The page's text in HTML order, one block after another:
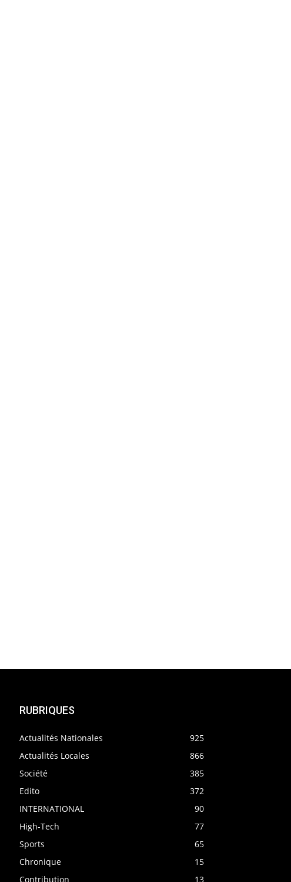
RUBRIQUES
Actualités Nationales
925
Actualités Locales
866
Société
385
Edito
372
INTERNATIONAL
90
High-Tech
77
Sports
65
Chronique
15
Contribution
13